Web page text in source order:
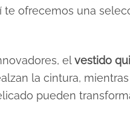
te ofrecemos una
elvestido
la cintura,
pueden